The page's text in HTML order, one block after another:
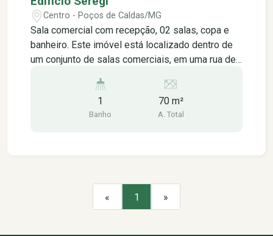
Centro - Poços de Caldas/MG
Sala comercial com recepção, 02 salas, copa e
banheiro. Este imóvel está localizado dentro de
um conjunto de salas comerciais, em uma rua de
localizado na rua assis figueiredo e está próximo
padarias, lanchonetes, restaurantes, - lojas do
1
Banho
70 m²
A. Total
« 1 »